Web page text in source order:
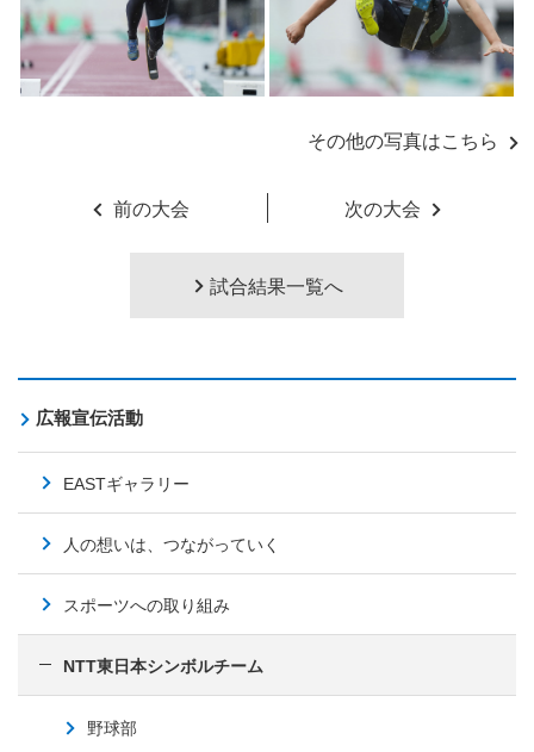
その他の写真はこちら
前の大会 次の大会
試合結果一覧へ
広報宣伝活動
EASTギャラリー
人の想いは、つながっていく
スポーツへの取り組み
NTT東日本シンボルチーム
野球部